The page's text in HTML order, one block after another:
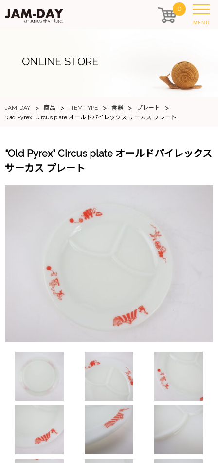
0
MENU
ONLINE STORE
JAM-DAY > 商品 > ITEM TYPE > 食器 > プレート >
“Old Pyrex” Circus plate オールドパイレックス サーカス プレート
“Old Pyrex” Circus plate オールドパイレックス
サーカス プレート